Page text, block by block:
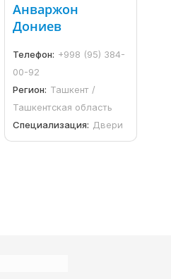
Анваржон
Дониев
Телефон: +998 (95) 384-
00-92
Регион: Ташкент /
Ташкентская область
Специализация: Двери